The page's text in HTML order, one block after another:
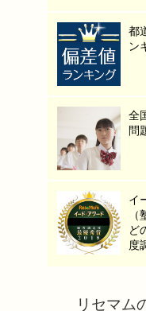
都
ン
全
問
イ
ど
度
リセマム